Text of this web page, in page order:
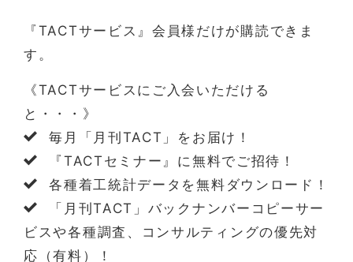
『TACTサービス』会員様だけが購読できま
す。
《TACTサービスにご入会いただける
と・・・》
毎月「月刊TACT」をお届け！
『TACTセミナー』に無料でご招待！
各種着工統計データを無料ダウンロード！
「月刊TACT」バックナンバーコピーサー
ビスや各種調査、コンサルティングの優先対
応（有料）！